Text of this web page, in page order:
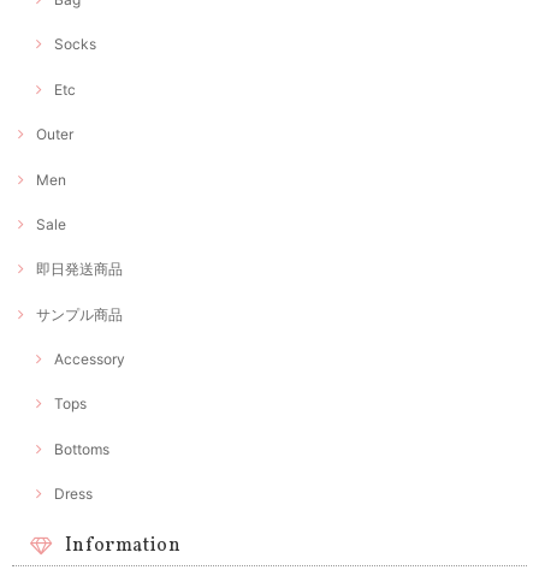
Socks
Etc
Outer
Men
Sale
即日発送商品
サンプル商品
Accessory
Tops
Bottoms
Dress
Information